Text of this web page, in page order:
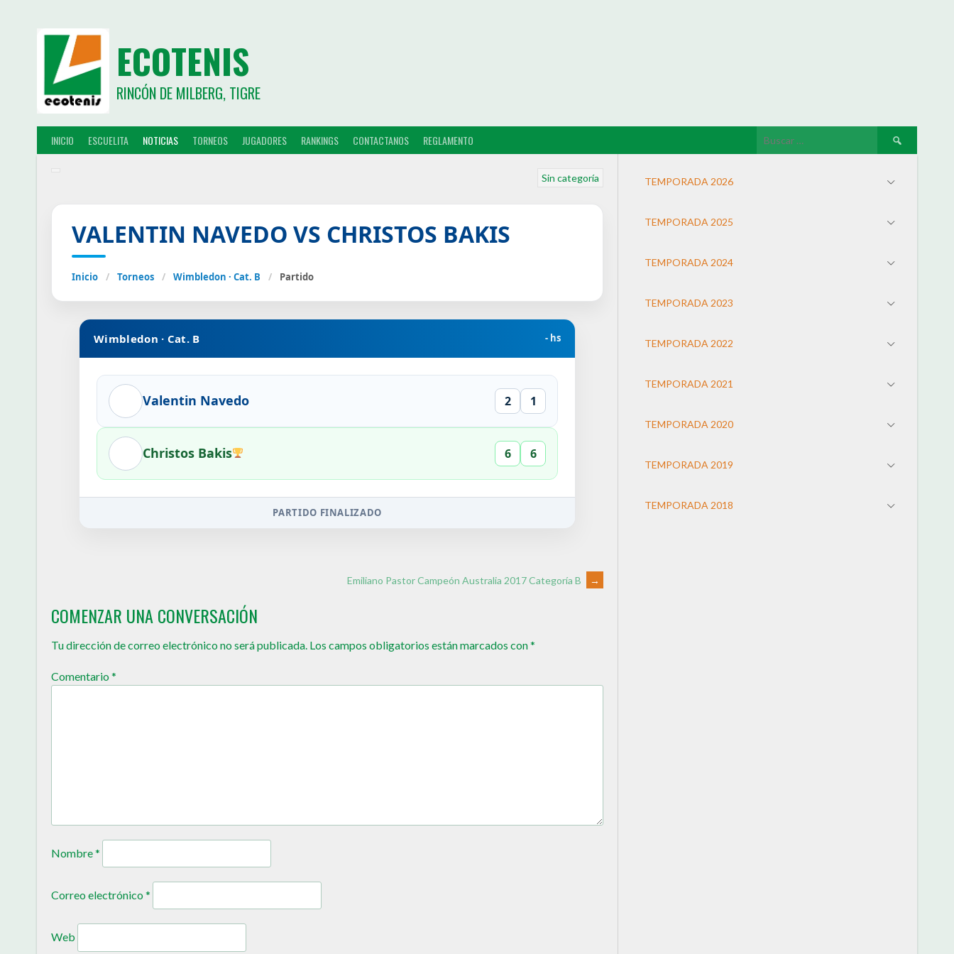
ECOTENIS
RINCÓN DE MILBERG, TIGRE
INICIO ESCUELITA NOTICIAS TORNEOS JUGADORES RANKINGS CONTACTANOS REGLAMENTO
Sin categoría
VALENTIN NAVEDO VS CHRISTOS BAKIS
Inicio / Torneos / Wimbledon · Cat. B / Partido
Wimbledon · Cat. B - hs
Valentin Navedo 2 1
Christos Bakis 6 6
PARTIDO FINALIZADO
Emiliano Pastor Campeón Australia 2017 Categoría B →
COMENZAR UNA CONVERSACIÓN
Tu dirección de correo electrónico no será publicada. Los campos obligatorios están marcados con*
Comentario*
Nombre*
Correo electrónico*
Web
TEMPORADA 2026
TEMPORADA 2025
TEMPORADA 2024
TEMPORADA 2023
TEMPORADA 2022
TEMPORADA 2021
TEMPORADA 2020
TEMPORADA 2019
TEMPORADA 2018